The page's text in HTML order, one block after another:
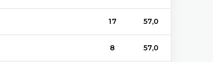
17 57,0
8 57,0